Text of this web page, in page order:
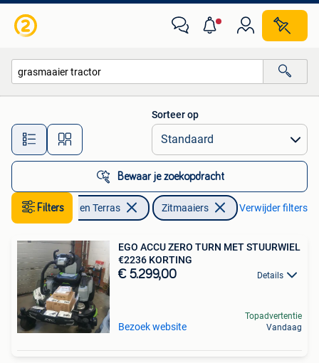
Alle afstanden…
Sorteer op
Bewaar je zoekopdracht
FiltersTuin en Terras Zitmaaiers Verwijder filters
EGO ACCU ZERO TURN MET STUURWIEL
€2236 KORTING
€ 5.299,00 Details
Bezoek website
Topadvertentie
Vandaag